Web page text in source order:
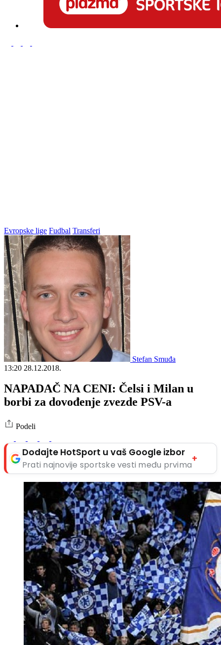
Evropske lige Fudbal Transferi
Stefan Smuđa
13:20 28.12.2018.
NAPADAČ NA CENI: Čelsi i Milan u
borbi za dovođenje zvezde PSV-a
Podeli
Dodajte HotSport u vaš Google izbor
Prati najnovije sportske vesti među prvima
+